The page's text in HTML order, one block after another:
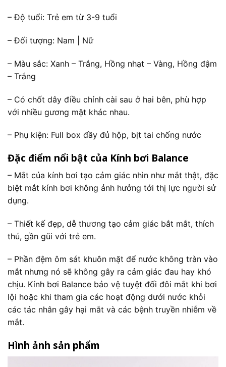
– Độ tuổi: Trẻ em từ 3-9 tuổi
– Đối tượng: Nam | Nữ
– Màu sắc: Xanh – Trắng, Hồng nhạt – Vàng, Hồng đậm
– Trắng
– Có chốt dây điều chỉnh cài sau ở hai bên, phù hợp
với nhiều gương mặt khác nhau.
– Phụ kiện: Full box đầy đủ hộp, bịt tai chống nước
Đặc điểm nổi bật của Kính bơi Balance
– Mắt của kính bơi tạo cảm giác nhìn như mắt thật, đặc
biệt mắt kính bơi không ảnh hưởng tới thị lực người sử
dụng.
– Thiết kế đẹp, dễ thương tạo cảm giác bắt mắt, thích
thú, gần gũi với trẻ em.
– Phần đệm ôm sát khuôn mặt để nước không tràn vào
mắt nhưng nó sẽ không gây ra cảm giác đau hay khó
chịu. Kính bơi Balance bảo vệ tuyệt đối đôi mắt khi bơi
lội hoặc khi tham gia các hoạt động dưới nước khỏi
các tác nhân gây hại mắt và các bệnh truyền nhiễm về
mắt.
Hình ảnh sản phẩm